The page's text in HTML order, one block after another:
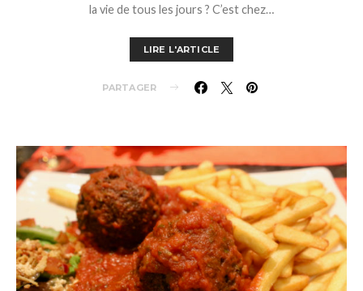
la vie de tous les jours ? C’est chez…
LIRE L'ARTICLE
PARTAGER